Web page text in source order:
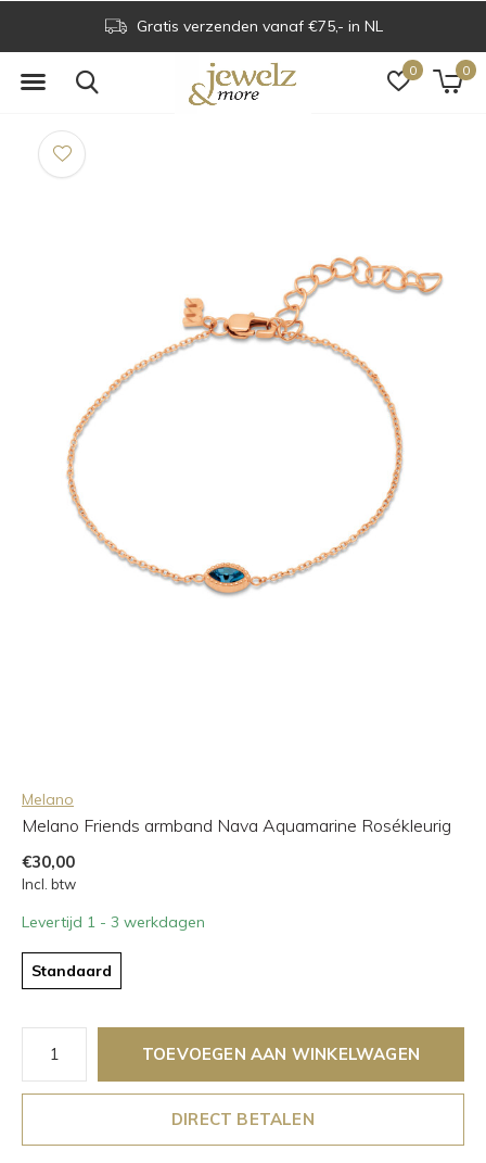
0 0
Gratis verzenden vanaf €75,- in NL
Melano
Melano Friends armband Nava Aquamarine Rosékleurig
€30,00
Incl. btw
Levertijd 1 - 3 werkdagen
Standaard
TOEVOEGEN AAN WINKELWAGEN
DIRECT BETALEN